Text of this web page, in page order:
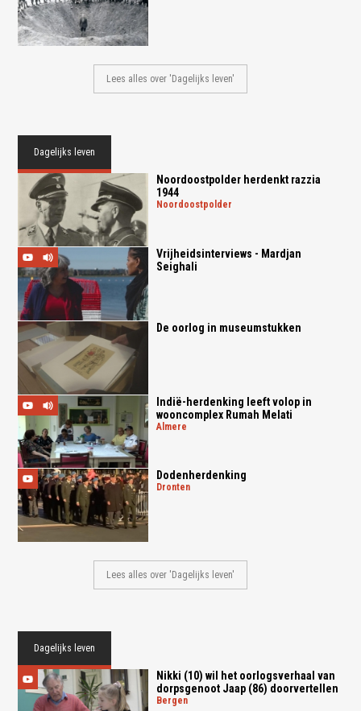
Lees alles over 'Dagelijks leven'
Dagelijks leven
Noordoostpolder herdenkt razzia
1944
noordoostpolder
Vrijheidsinterviews - Mardjan
Seighali
De oorlog in museumstukken
Indië-herdenking leeft volop in
wooncomplex Rumah Melati
almere
Dodenherdenking
dronten
Lees alles over 'Dagelijks leven'
Dagelijks leven
Nikki (10) wil het oorlogsverhaal van
dorpsgenoot Jaap (86) doorvertellen
bergen